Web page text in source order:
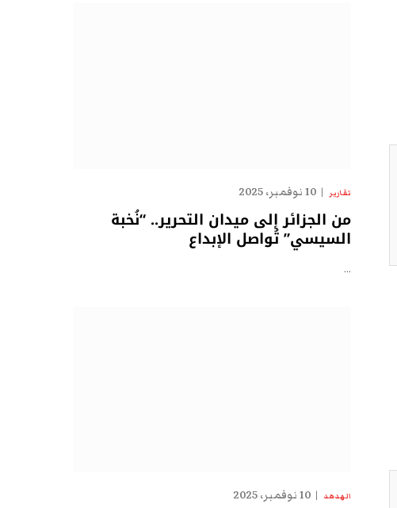
تقارير 10 نوفمبر، 2025
من الجزائر إلى ميدان التحرير.. “نُخبة
السيسي” تُواصل الإبداع
…
الهدهد 10 نوفمبر، 2025